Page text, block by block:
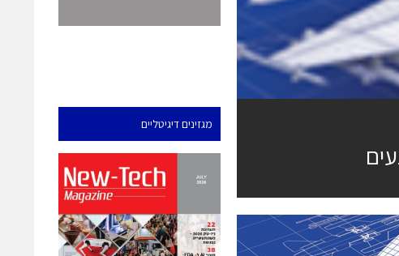
מגזינים דיגיטליים